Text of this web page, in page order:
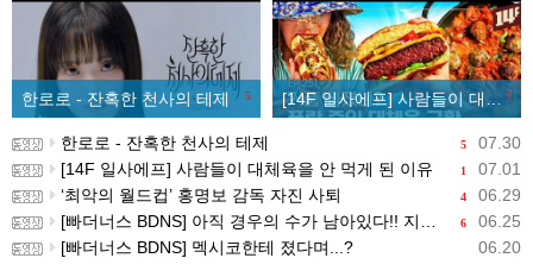
5
한로로 - 잔혹한 천사의 테제 1
[14F 일사에프] 사람들이 대체육을 안 먹게 된 이유
5 07.30
한로로 - 잔혹한 천사의 테제
1 07.01
[14F 일사에프] 사람들이 대체육을 안 먹게 된 이유
4 06.29
‘최악의 월드컵’ 홍명보 감독 자진 사퇴
6 06.25
[빠더너스 BDNS] 아직 경우의 수가 남아있다!! 지금부터 시작이야!!
06.20
[빠더너스 BDNS] 멕시코한테 졌다며...?